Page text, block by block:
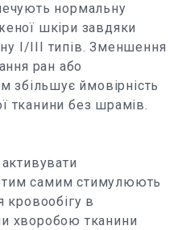
нормальну
шкіри завдяки
І/ІІІ типів. Зменшення
ран або
збільшує ймовірність
тканини без шрамів.
тим самим стимулюють
кровообігу в
хворобою тканини